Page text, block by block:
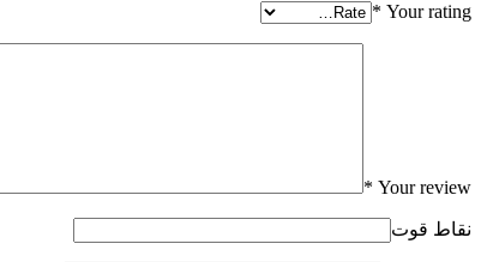
Your rating
*
Your review
*
نقاط قوت